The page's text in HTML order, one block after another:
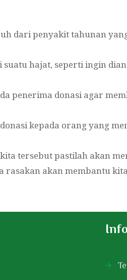
dari penyakit tahunan
hajat, seperti ingin
penerima donasi agar
kepada orang yang
tersebut pastilah akan
rasakan akan membantu